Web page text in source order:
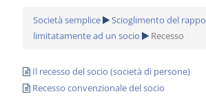
Società semplice
Scioglimento del
limitatamente ad un socio
Recesso
Il recesso del socio (società di persone)
Recesso convenzionale del socio